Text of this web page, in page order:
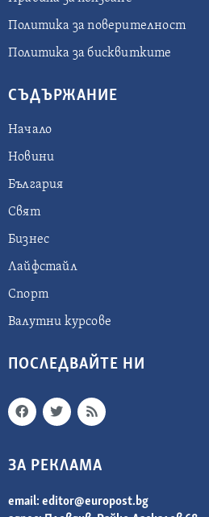
Политика за поверителност
Политика за бисквитките
СЪДЪРЖАНИЕ
Начало
Новини
България
Свят
Бизнес
Лайфстайл
Спорт
Валутни курсове
ПОСЛЕДВАЙТЕ НИ
ЗА РЕКЛАМА
email: editor@europost.bg